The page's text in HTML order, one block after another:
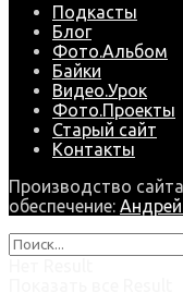
Подкасты
Блог
Фото.Альбом
Байки
Видео.Урок
Фото.Проекты
Старый сайт
Контакты
Производство
обеспечение: